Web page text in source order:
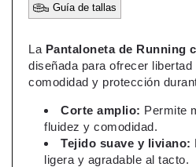
Guía de tallas
La Pantaloneta de Running
diseñada para ofrecer libertad
comodidad y protección
Corte amplio: Permite
fluidez y comodidad.
Tejido suave y liviano:
ligera y agradable al tacto.